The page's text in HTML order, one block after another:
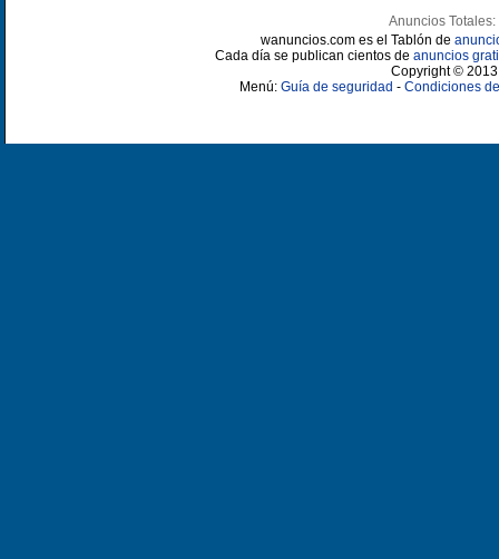
Anuncios Totales:
wanuncios.com es el Tablón de
Cada día se publican cientos de anuncios
Copyright ©
Menú: Guía de seguridad - Condiciones